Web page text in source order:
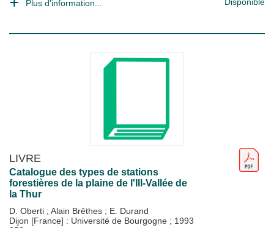
Plus d'information...
LIVRE
Catalogue des types de stations
forestières de la plaine de l'Ill-Vallée de
la Thur
D. Oberti ; Alain Brêthes ; E. Durand
Dijon [France] : Université de Bourgogne ; 1993